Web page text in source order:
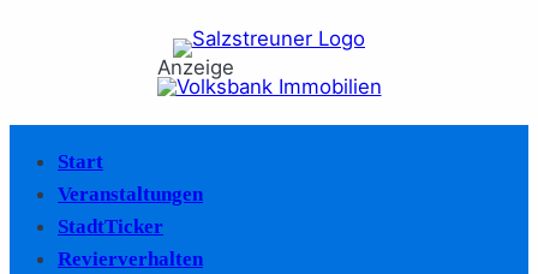
Anzeige
Start
Veranstaltungen
StadtTicker
Revierverhalten